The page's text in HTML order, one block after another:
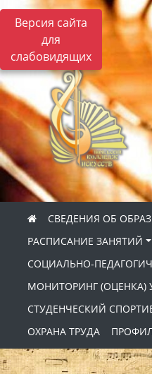
Версия сайта
для
слабовидящих
СВЕДЕНИЯ ОБ
РАСПИСАНИЕ ЗАНЯТИЙ
СОЦИАЛЬНО-
МОНИТОРИНГ (ОЦЕНКА)
СТУДЕНЧЕСКИЙ
ОХРАНА ТРУДА